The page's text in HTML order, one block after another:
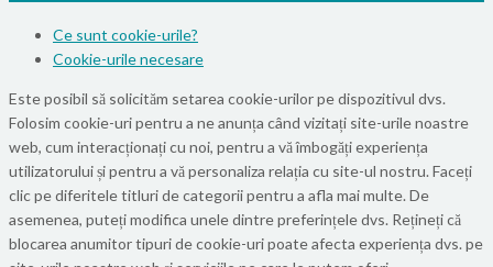
Ce sunt cookie-urile?
Cookie-urile necesare
Este posibil să solicităm setarea cookie-urilor pe dispozitivul dvs.
Folosim cookie-uri pentru a ne anunța când vizitați site-urile noastre
web, cum interacționați cu noi, pentru a vă îmbogăți experiența
utilizatorului și pentru a vă personaliza relația cu site-ul nostru. Faceți
clic pe diferitele titluri de categorii pentru a afla mai multe. De
asemenea, puteți modifica unele dintre preferințele dvs. Rețineți că
blocarea anumitor tipuri de cookie-uri poate afecta experiența dvs. pe